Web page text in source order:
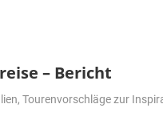
– Bericht
,Tourenvorschläge zur